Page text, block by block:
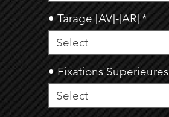
• Tarage [AV]-[AR] *
Select
• Fixations Superieures
Select